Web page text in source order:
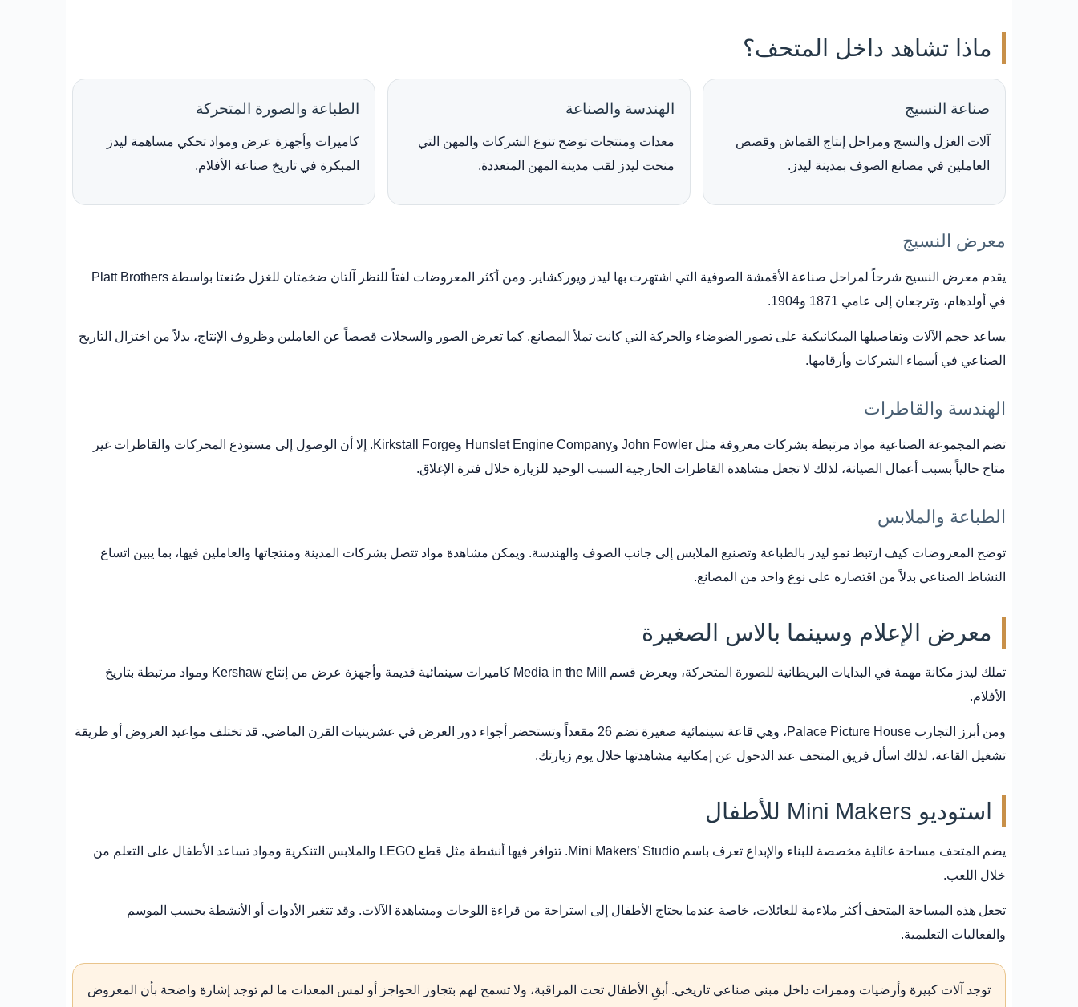
ماذا تشاهد داخل المتحف؟
صناعة النسيج
آلات الغزل والنسج ومراحل إنتاج القماش وقصص
العاملين في مصانع الصوف بمدينة ليدز.
الهندسة والصناعة
معدات ومنتجات توضح تنوع الشركات والمهن التي
منحت ليدز لقب مدينة المهن المتعددة.
الطباعة والصورة المتحركة
كاميرات وأجهزة عرض ومواد تحكي مساهمة ليدز
المبكرة في تاريخ صناعة الأفلام.
معرض النسيج
يقدم معرض النسيج شرحاً لمراحل صناعة الأقمشة الصوفية التي اشتهرت بها ليدز ويوركشاير. ومن أكثر المعروضات لفتاً للنظر آلتان ضخمتان للغزل صُنعتا بواسطة Platt Brothers
في أولدهام، وترجعان إلى عامي 1871 و1904.
يساعد حجم الآلات وتفاصيلها الميكانيكية على تصور الضوضاء والحركة التي كانت تملأ المصانع. كما تعرض الصور والسجلات قصصاً عن العاملين وظروف الإنتاج، بدلاً من اختزال التاريخ
الصناعي في أسماء الشركات وأرقامها.
الهندسة والقاطرات
تضم المجموعة الصناعية مواد مرتبطة بشركات معروفة مثل John Fowler وHunslet Engine Company وKirkstall Forge. إلا أن الوصول إلى مستودع المحركات والقاطرات غير
متاح حالياً بسبب أعمال الصيانة، لذلك لا تجعل مشاهدة القاطرات الخارجية السبب الوحيد للزيارة خلال فترة الإغلاق.
الطباعة والملابس
توضح المعروضات كيف ارتبط نمو ليدز بالطباعة وتصنيع الملابس إلى جانب الصوف والهندسة. ويمكن مشاهدة مواد تتصل بشركات المدينة ومنتجاتها والعاملين فيها، بما يبين اتساع
النشاط الصناعي بدلاً من اقتصاره على نوع واحد من المصانع.
معرض الإعلام وسينما بالاس الصغيرة
تملك ليدز مكانة مهمة في البدايات البريطانية للصورة المتحركة، ويعرض قسم Media in the Mill كاميرات سينمائية قديمة وأجهزة عرض من إنتاج Kershaw ومواد مرتبطة بتاريخ
الأفلام.
ومن أبرز التجارب Palace Picture House، وهي قاعة سينمائية صغيرة تضم 26 مقعداً وتستحضر أجواء دور العرض في عشرينيات القرن الماضي. قد تختلف مواعيد العروض أو طريقة
تشغيل القاعة، لذلك اسأل فريق المتحف عند الدخول عن إمكانية مشاهدتها خلال يوم زيارتك.
استوديو Mini Makers للأطفال
يضم المتحف مساحة عائلية مخصصة للبناء والإبداع تعرف باسم Mini Makers’ Studio. تتوافر فيها أنشطة مثل قطع LEGO والملابس التنكرية ومواد تساعد الأطفال على التعلم من
خلال اللعب.
تجعل هذه المساحة المتحف أكثر ملاءمة للعائلات، خاصة عندما يحتاج الأطفال إلى استراحة من قراءة اللوحات ومشاهدة الآلات. وقد تتغير الأدوات أو الأنشطة بحسب الموسم
والفعاليات التعليمية.
توجد آلات كبيرة وأرضيات وممرات داخل مبنى صناعي تاريخي. أبقِ الأطفال تحت المراقبة، ولا تسمح لهم بتجاوز الحواجز أو لمس المعدات ما لم توجد إشارة واضحة بأن المعروض